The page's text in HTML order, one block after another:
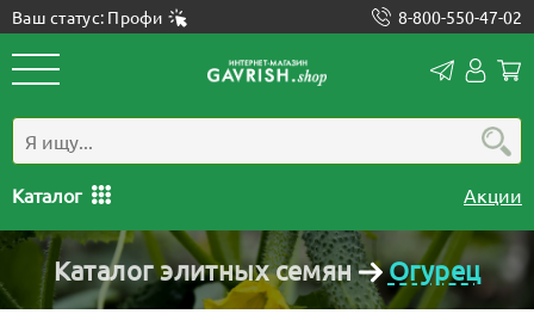
Ваш статус: Профи 8-800-550-47-02
Каталог Акции
Каталог элитных семян Огурец